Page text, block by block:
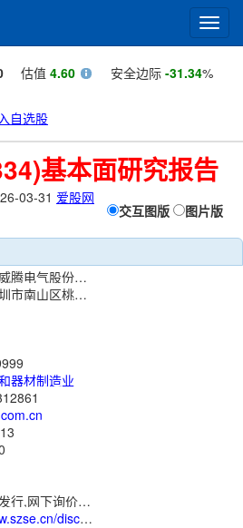
估值 4.60 安全边际 -31.34%
自选股
基本面研究报告
03-31 爱股网
交互图版 图片版
深圳市英威腾电气股份有限公司
广东省深圳市南山区桃源街道长源社区学苑大道南山智园A7栋501
器材制造业
上网定价发行,网下询价发行
http://www.szse.cn/disclosure/listed/notice/index.html?stock=002334